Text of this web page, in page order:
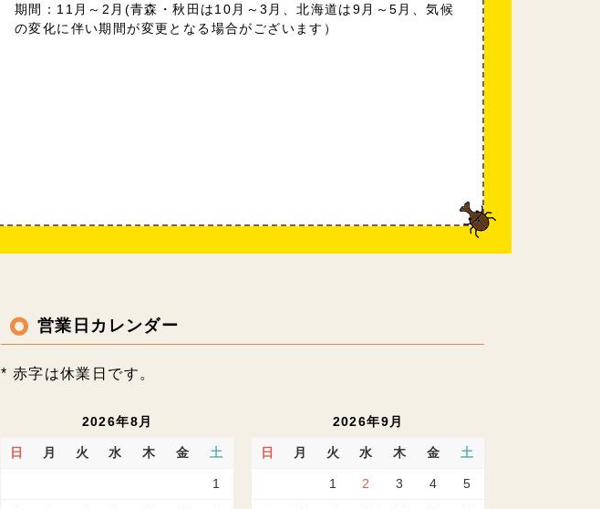
期間：11月～2月(青森・秋田は10月～3月、北海道は9月～5月、気候
の変化に伴い期間が変更となる場合がございます）
営業日カレンダー
* 赤字は休業日です。
2026年8月
日 月 火 水 木 金 土
1
2026年9月
日 月 火 水 木 金 土
1 2 3 4 5